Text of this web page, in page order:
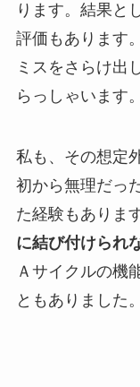
ります。結果と
評価もあります
ミスをさらけ出
らっしゃいます。
私も、その想定
初から無理だっ
た経験もありま
に結び付けられ
Ａサイクルの機
ともありました。